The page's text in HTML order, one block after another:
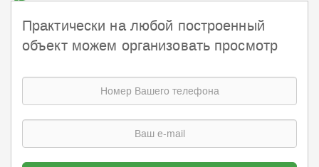
Практически на любой построенный
объект можем организовать просмотр